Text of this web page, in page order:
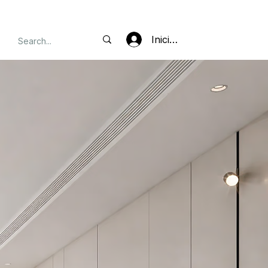
Iniciar sesión